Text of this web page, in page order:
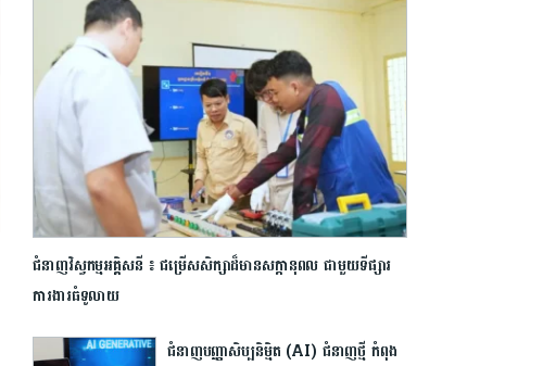
ជំនាញ​វិស្វកម្ម​អគ្គិសនី​ ​៖ ​ជម្រើស​សិក្សា​ដ៏​មាន​សក្តានុពល ​ជាមួយ​ទីផ្សារ​
ការងារ​ធំ​ទូលាយ​
ជំនាញ​បញ្ញា​សិប្បនិម្មិត (AI) ជំនាញ​ថ្មី កំពុង​